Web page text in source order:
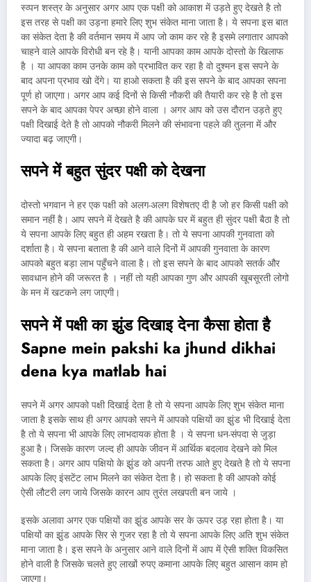
स्व्पन शस्त्र के अनुसार अगर आप एक पक्षी को आकाश में उड़ते हुए देखते है तो
इस तरह से पक्षी का उड़ना हमारे लिए शुभ संकेत माना जाता है। ये सपना इस बात
का संकेत देता है की वर्तमान समय में आप जो काम कर रहे है इसमे लगातार आपको
चाहने वाले आपके विरोधी बन रहे है। यानी आपका काम आपके दोस्तो के खिलाफ
है । या आपका काम उनके काम को प्रभावित कर रहा है वो दुश्मन इस सपने के
बाद अपना प्रभाव खो देंगे। या हाओ सकता है की इस सपने के बाद आपका सपना
पूर्ण हो जाएगा। अगर आप कई दिनों से किसी नौकरी की तैयारी कर रहे है तो इस
सपने के बाद आपका पेपर अच्छा होने वाला । अगर आप को उस दौरान उड़ते हुए
पक्षी दिखाई देते है तो आपको नौकरी मिलने की संभावना पहले की तुलना में और
ज्यादा बढ़ जाएगी।
सपने में बहुत सुंदर पक्षी को देखना
दोस्तो भगवान ने हर एक पक्षी को अलग-अलग विशेषतए दी है जो हर किसी पक्षी को
समान नहीं है। आप सपने में देखते है की आपके घर में बहुत ही सुंदर पक्षी बैठा है तो
ये सपना आपके लिए बहुत ही अहम रखता है। तो ये सपना आपकी गुनवाता को
दर्शाता है। ये सपना बताता है की आने वाले दिनों में आपकी गुनवाता के कारण
आपको बहुत बड़ा लाभ पहुँचने वाला है। तो इस सपने के बाद आपको सतर्क और
सावधान होने की जरूरत है । नहीं तो यही आपका गुण और आपकी खूबसूरती लोगो
के मन में खटकने लग जाएगी।
सपने में पक्षी का झुंड दिखाइ देना कैसा होता है
Sapne mein pakshi ka jhund dikhai
dena kya matlab hai
सपने में अगर आपको पक्षी दिखाई देता है तो ये सपना आपके लिए शुभ संकेत माना
जाता है इसके साथ ही अगर आपको सपने में आपको पक्षियों का झुंड भी दिखाई देता
है तो ये सपना भी आपके लिए लाभदायक होता है । ये सपना धन-संपदा से जुड़ा
हुआ है। जिसके कारण जल्द ही आपके जीवन में आर्थिक बदलाव देखने को मिल
सकता है। अगर आप पक्षियो के झुंड को अपनी तरफ आते हुए देखते है तो ये सपना
आपके लिए इंसटेंट लाभ मिलने का संकेत देता है। हो सकता है की आपको कोई
ऐसी लौटरी लग जाये जिसके कारन आप तुरंत लखपती बन जाये ।
इसके अलावा अगर एक पक्षियों का झुंड आपके सर के ऊपर उड़ रहा होता है। या
पक्षियों का झुंड आपके सिर से गुजर रहा है तो ये सपना आपके लिए अति शुभ संकेत
माना जाता है। इस सपने के अनुसार आने वाले दिनों में आप में ऐसी शक्ति विकसित
होने वाली है जिसके चलते हुए लाखों रुपए कमाना आपके लिए बहुत आसान काम हो
जाएगा।